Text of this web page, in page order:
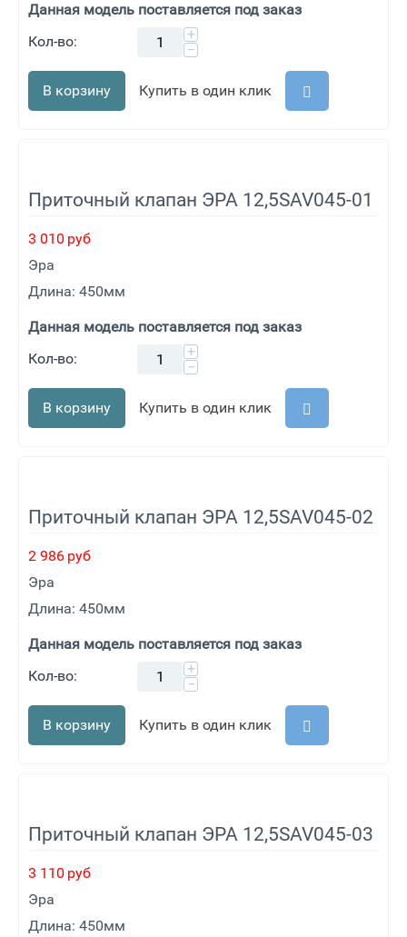
Данная модель поставляется под заказ
Кол-во:
+
−
В корзину Купить в один клик
Приточный клапан ЭРА 12,5SAV045-01
3 010 руб
Эра
Длина: 450мм
Данная модель поставляется под заказ
Кол-во:
+
−
В корзину Купить в один клик
Приточный клапан ЭРА 12,5SAV045-02
2 986 руб
Эра
Длина: 450мм
Данная модель поставляется под заказ
Кол-во:
+
−
В корзину Купить в один клик
Приточный клапан ЭРА 12,5SAV045-03
3 110 руб
Эра
Длина: 450мм